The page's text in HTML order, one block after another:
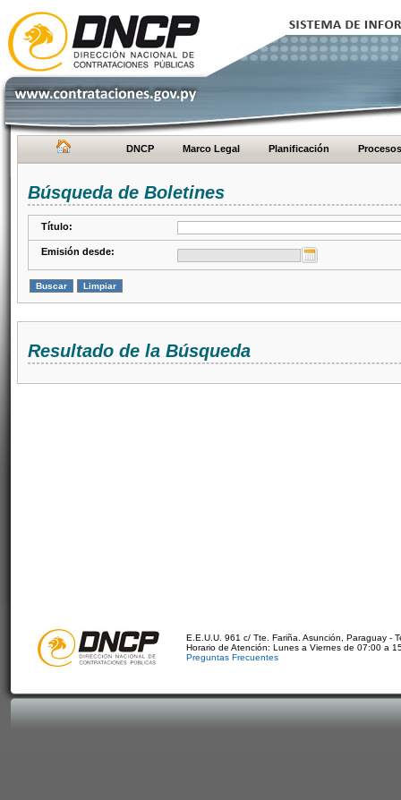
DNCP Marco Legal Planificación Procesos
Búsqueda de Boletines
Título:
Emisión desde:
Resultado de la Búsqueda
E.E.U.U. 961 c/ Tte. Fariña. Asunción, Paraguay -
Horario de Atención: Lunes a Viernes de 07:00 a
Preguntas Frecuentes